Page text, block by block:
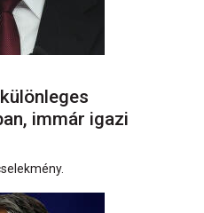
immár igazi